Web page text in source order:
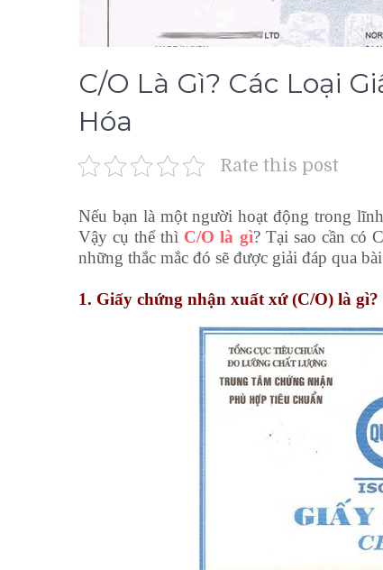
C/O Là Gì? Các Loại
Hóa
Rate this post
Nếu bạn là một người hoạt động trong
Vậy cụ thể thì C/O là gì? Tại sao cần có
những thắc mắc đó sẽ được giải đáp qua
1. Giấy chứng nhận xuất xứ (C/O) là gì?